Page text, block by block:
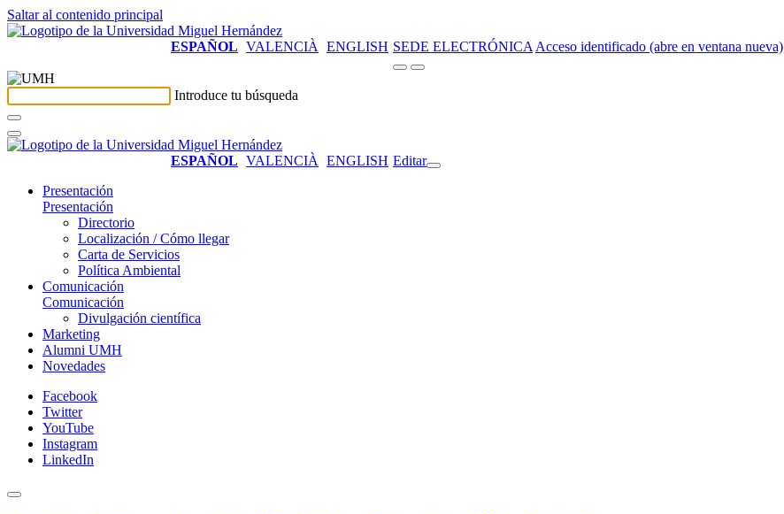
Saltar al contenido principal
ESPAÑOL VALENCIÀ ENGLISH SEDE ELECTRÓNICA Acceso identificado (abre en ventana nueva)
Introduce tu búsqueda
ESPAÑOL VALENCIÀ ENGLISH Editar
Presentación
Presentación
Directorio
Localización / Cómo llegar
Carta de Servicios
Política Ambiental
Comunicación
Comunicación
Divulgación científica
Marketing
Alumni UMH
Novedades
Facebook
Twitter
YouTube
Instagram
LinkedIn